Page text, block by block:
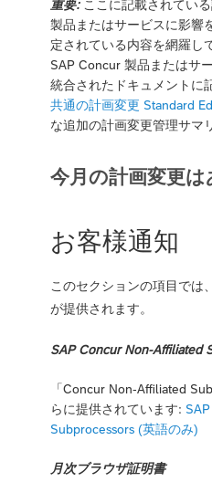
重要:ここに記載されてい
製品またはサービスに影響
定されている内容を網羅し
SAP Concur 製品またはサ
統合されたドキュメントに
共通の計画変更 Standard
な追加の計画変更管理サマ
今月の計画変更は
お客様通知
このセクションの項目では
が提供されます。
SAP Concur Non-Affiliated
「Concur Non-Affiliated
らに提供されています:
Subprocessors (英語のみ)
月次ブラウザ証明書